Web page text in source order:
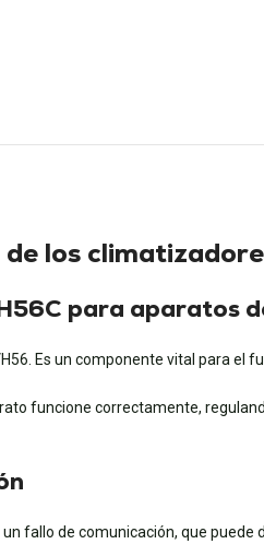
los
para aparatos
Es un componente vital para
funcione correctamente,
fallo de comunicación, que